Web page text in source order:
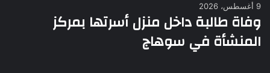
9 أغسطس، 2026
وفاة طالبة داخل منزل أسرتها بمركز
المنشأة في سوهاج